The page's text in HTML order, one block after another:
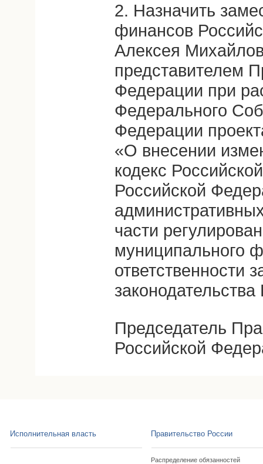
2. Назначить
финансов
Алексея
представителем
Федерации при
Федерального
Федерации
«О внесении
кодекс
Российской
части
муниципального
ответственности
Председатель
Российской
Исполнительная власть Правительство России
Распределение обязанностей